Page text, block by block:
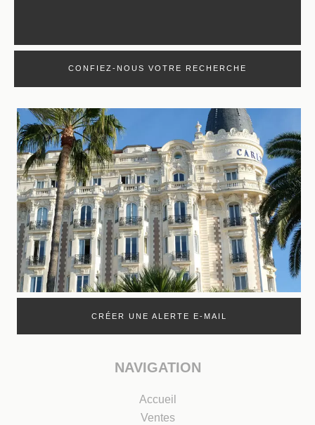
CONFIEZ-NOUS VOTRE RECHERCHE
CRÉER UNE ALERTE E-MAIL
NAVIGATION
Accueil
Ventes